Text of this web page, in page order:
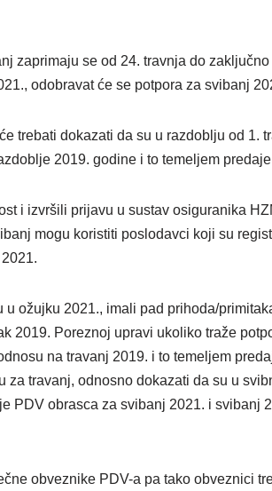
zaprimaju se od 24. travnja do
odobravat će se potpora za svibanj
trebati dokazati da su u razdoblju od 1.
2019. godine i to temeljem
i izvršili prijavu u sustav osiguranika
mogu koristiti poslodavci koji su
ožujku 2021., imali pad prihoda/
2019. Poreznoj upravi ukoliko traže
na travanj 2019. i to temeljem
za travanj, odnosno dokazati da su u
PDV obrasca za svibanj 2021. i svibanj
obveznike PDV-a pa tako obveznici